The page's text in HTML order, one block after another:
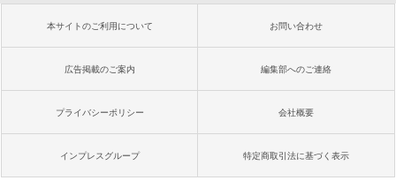
本サイトのご利用について お問い合わせ
広告掲載のご案内 編集部へのご連絡
プライバシーポリシー 会社概要
インプレスグループ 特定商取引法に基づく表示